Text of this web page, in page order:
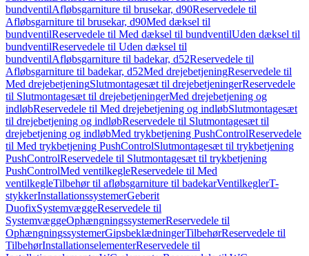
bundventilAfløbsgarniture til brusekar, d90Reservedele til
Afløbsgarniture til brusekar, d90Med dæksel til
bundventilReservedele til Med dæksel til bundventilUden dæksel til
bundventilReservedele til Uden dæksel til
bundventilAfløbsgarniture til badekar, d52Reservedele til
Afløbsgarniture til badekar, d52Med drejebetjeningReservedele til
Med drejebetjeningSlutmontagesæt til drejebetjeningerReservedele
til Slutmontagesæt til drejebetjeningerMed drejebetjening og
indløbReservedele til Med drejebetjening og indløbSlutmontagesæt
til drejebetjening og indløbReservedele til Slutmontagesæt til
drejebetjening og indløbMed trykbetjening PushControlReservedele
til Med trykbetjening PushControlSlutmontagesæt til trykbetjening
PushControlReservedele til Slutmontagesæt til trykbetjening
PushControlMed ventilkegleReservedele til Med
ventilkegleTilbehør til afløbsgarniture til badekarVentilkeglerT-
stykkerInstallationssystemerGeberit
DuofixSystemvæggeReservedele til
SystemvæggeOphængningssystemerReservedele til
OphængningssystemerGipsbeklædningerTilbehørReservedele til
TilbehørInstallationselementerReservedele til